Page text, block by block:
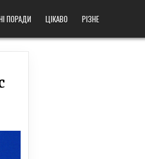
ПОРАДИ ЦІКАВО РІЗНЕ